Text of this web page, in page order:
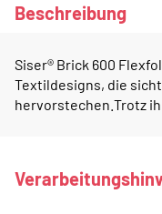
Beschreibung
Siser® Brick 600
Textildesigns, die
hervorstechen.Trotz